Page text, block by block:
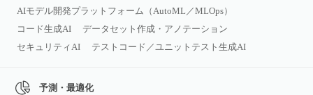
AIモデル開発プラットフォーム（AutoML／MLOps）
コード生成AI
データセット作成・アノテーション
セキュリティAI
テストコード／ユニットテスト生成AI
予測・最適化